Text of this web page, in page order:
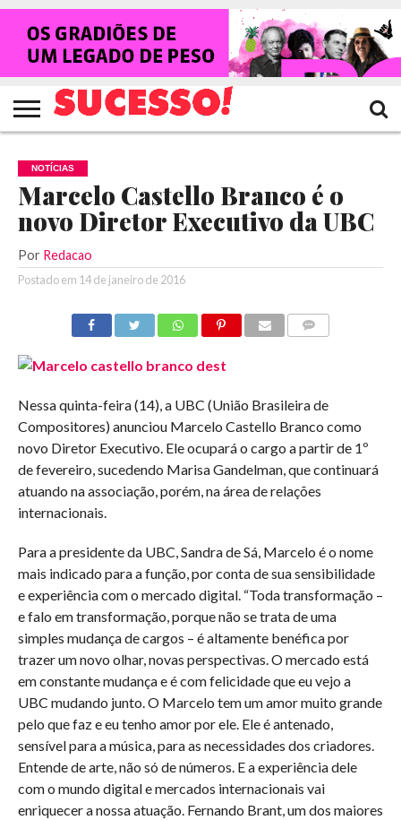
HOME
NOTÍCIAS
SHOWS
ENTREVISTAS
CLIQUES
RANKING
CROWLEY
TV
SUCESSO!
REVISTA
SUCESSO!
NOTÍCIAS
Marcelo Castello Branco é o
novo Diretor Executivo da UBC
Por Redacao
Postado em 14 de janeiro de 2016
Nessa quinta-feira (14), a UBC (União Brasileira de
Compositores) anunciou Marcelo Castello Branco como
novo Diretor Executivo. Ele ocupará o cargo a partir de 1º
de fevereiro, sucedendo Marisa Gandelman, que continuará
atuando na associação, porém, na área de relações
internacionais.
Para a presidente da UBC, Sandra de Sá, Marcelo é o nome
mais indicado para a função, por conta de sua sensibilidade
e experiência com o mercado digital. “Toda transformação –
e falo em transformação, porque não se trata de uma
simples mudança de cargos – é altamente benéfica por
trazer um novo olhar, novas perspectivas. O mercado está
em constante mudança e é com felicidade que eu vejo a
UBC mudando junto. O Marcelo tem um amor muito grande
pelo que faz e eu tenho amor por ele. Ele é antenado,
sensível para a música, para as necessidades dos criadores.
Entende de arte, não só de números. E a experiência dele
com o mundo digital e mercados internacionais vai
enriquecer a nossa atuação. Fernando Brant, um dos maiores